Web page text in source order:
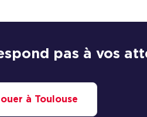
pas à vos
à Toulouse